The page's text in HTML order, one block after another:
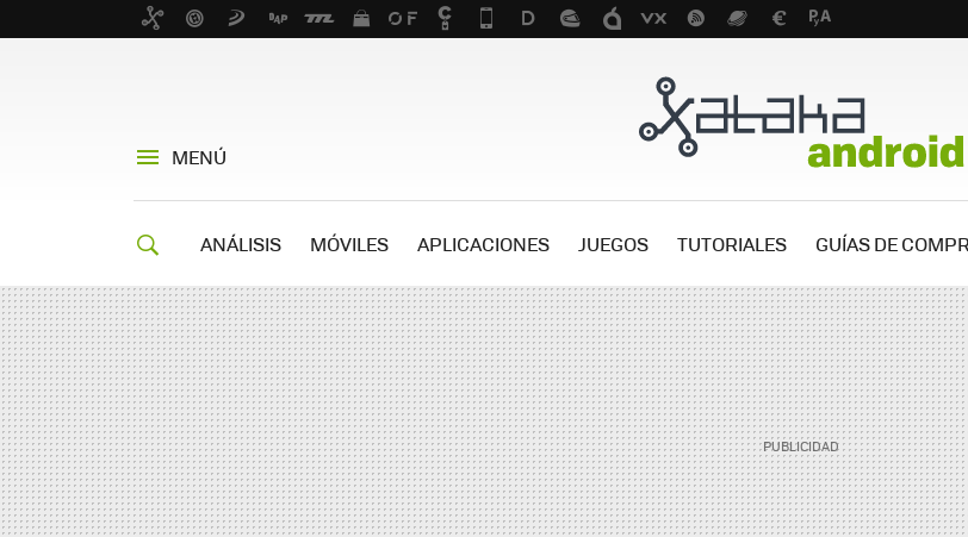
MENÚ
ANÁLISIS MÓVILES APLICACIONES JUEGOS TUTORIALES GUÍAS DE